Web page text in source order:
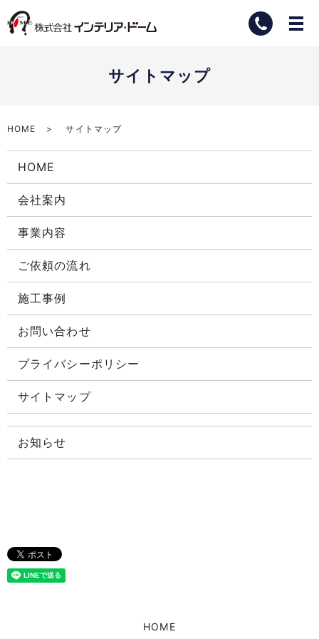
サイトマップ
HOME サイトマップ
HOME
会社案内
事業内容
ご依頼の流れ
施工事例
お問い合わせ
プライバシーポリシー
サイトマップ
お知らせ
HOME